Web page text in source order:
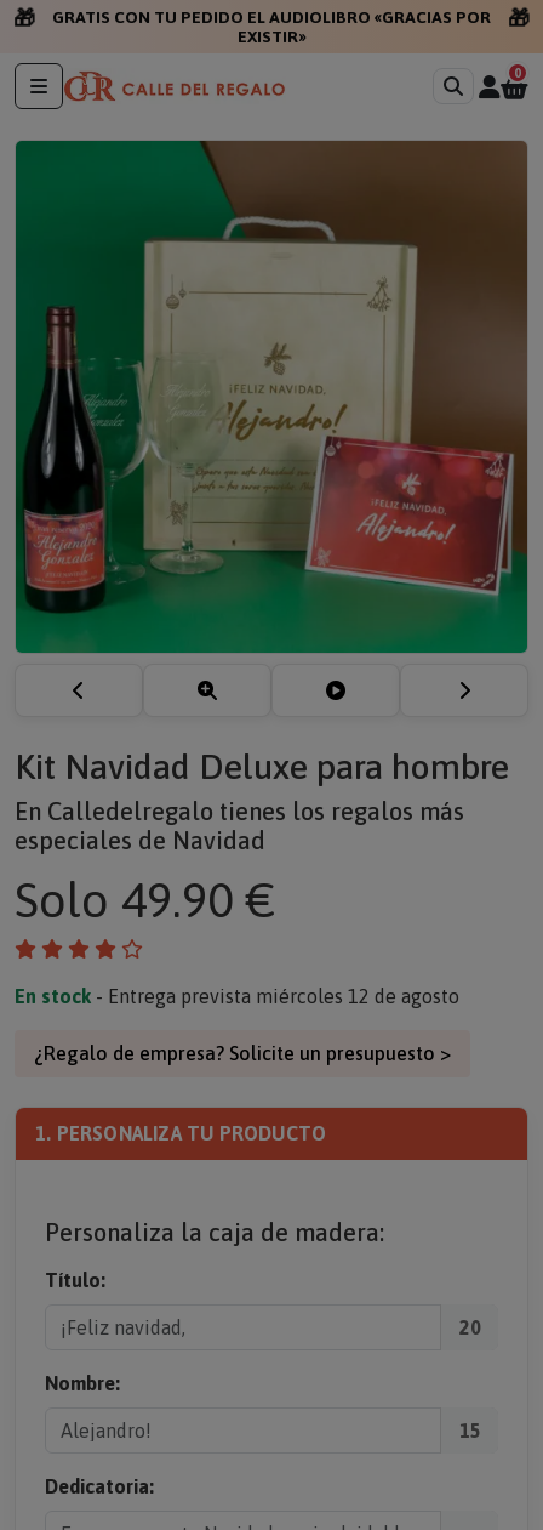
🎁
GRATIS CON TU PEDIDO EL AUDIOLIBRO «GRACIAS POR
EXISTIR»
🎁
0
Kit Navidad Deluxe para hombre
En Calledelregalo tienes los regalos más
especiales de Navidad
Solo 49.90 €
En stock - Entrega prevista miércoles 12 de agosto
¿Regalo de empresa? Solicite un presupuesto >
1. PERSONALIZA TU PRODUCTO
Personaliza la caja de madera:
Título:
20
Nombre:
15
Dedicatoria: